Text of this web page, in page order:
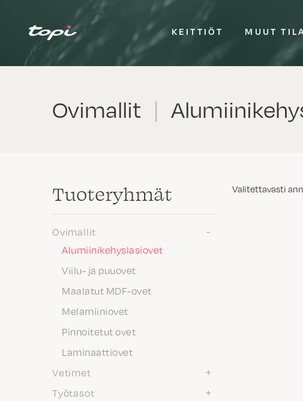
KEITTIÖT MUUT
Ovimallit |
Tuote­ryhmät
Ovimallit
Alumiinikehyslasiovet
Viilu- ja puuovet
Maalatut MDF-ovet
Melamiiniovet
Pinnoitetut ovet
Laminaattiovet
Vetimet
Työtasot
Valitettavasti